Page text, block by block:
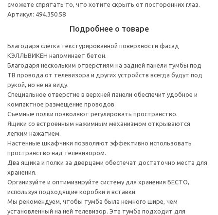
сможете спрятать то, что хотите скрыть от посторонних глаз.
Артикул: 494.350.58
Подробнее о товаре
Благодаря слегка текстурированной поверхности фасад
КЭЛЛЬВИКЕН напоминает бетон.
Благодаря нескольким отверстиям на задней панели тумбы под
ТВ провода от телевизора и других устройств всегда будут под
рукой, но не на виду.
Специальное отверстие в верхней панели обеспечит удобное и
компактное размещение проводов.
Съемные полки позволяют регулировать пространство.
Ящики со встроенным нажимным механизмом открываются
легким нажатием.
Настенные шкафчики позволяют эффективно использовать
пространство над телевизором.
Два ящика и полки за дверцами обеспечат достаточно места для
хранения.
Организуйте и оптимизируйте систему для хранения БЕСТО,
используя подходящие коробки и вставки.
Мы рекомендуем, чтобы тумба была немного шире, чем
установленный на ней телевизор. Эта тумба подходит для